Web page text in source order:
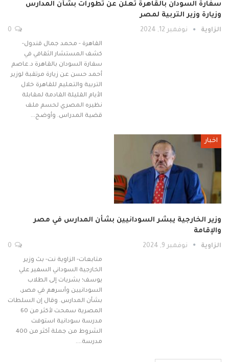
سفارة السودان بالقاهرة تعلن عن تطورات بشأن المدارس
وزيارة وزير التربية لمصر
الزاوية نوفمبر 12, 2024
القاهرة - محمد جمال قندول-
كشف المستشار الثقافي في
سفارة السودان بالقاهرة د.عاصم
أحمد حسن عن زيارة مرتقبة لوزير
التربية والتعليم للقاهرة خلال
الأيام القليلة القادمة لمقابلة
نظيره المصري لحسم ملف
قضية المدراس. وأوضح…
اخبار
وزير الخارجية يبشر السودانيين بشأن المدارس في مصر
والإقامة
الزاوية نوفمبر 9, 2024
متابعات- الزاوية نت- بث وزير
الخارجية السوداني السفير علي
يوسف؛ بشريات إلى الطلاب
السودانيين وأسرهم في مصر،
بشأن المدارس. وقال إن السلطات
المصرية سمحت لأكثر من 60
مدرسة سودانية استوفت
الشروط من جملة أكثر من 400
مدرسة.…